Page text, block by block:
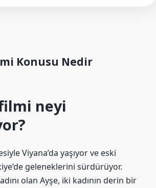
Konusu Nedir
neyi
Viyana’da yaşıyor ve eski
geleneklerini sürdürüyor.
olan Ayşe, iki kadının derin bir